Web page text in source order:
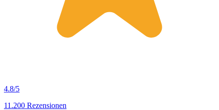
4.8/5
11.200 Rezensionen